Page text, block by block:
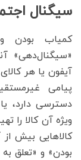
سیگنال
کمیاب بودن
«سیگنال‌دهی»
آیفون یا هر
پیامی
دسترسی دارد،
ویژه آن کالا
کالاهایی بیش
بودن» و «تعلق به